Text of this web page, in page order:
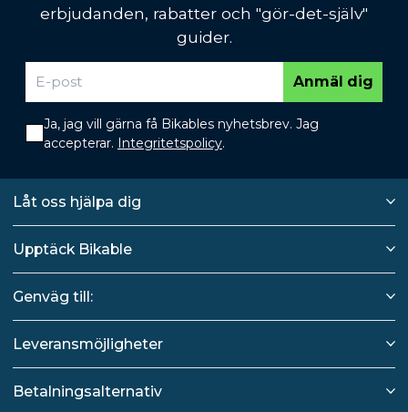
erbjudanden, rabatter och "gör-det-själv"
guider.
Anmäl dig
Ja, jag vill gärna få Bikables nyhetsbrev. Jag
accepterar. Integritetspolicy.
Låt oss hjälpa dig
Upptäck Bikable
Genväg till:
Leveransmöjligheter
Betalningsalternativ